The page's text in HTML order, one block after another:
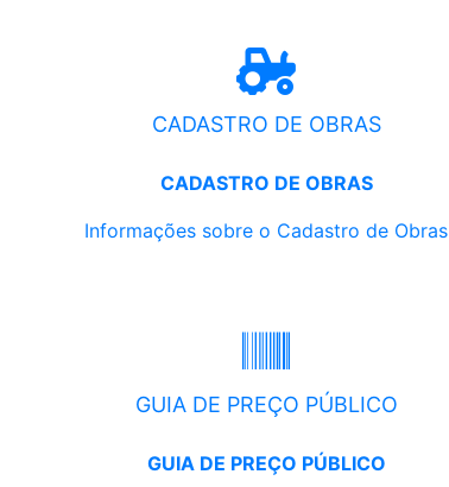
CADASTRO DE OBRAS
CADASTRO DE OBRAS
Informações sobre o Cadastro de Obras
GUIA DE PREÇO PÚBLICO
GUIA DE PREÇO PÚBLICO